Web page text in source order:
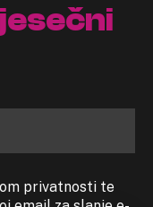
privatnosti te